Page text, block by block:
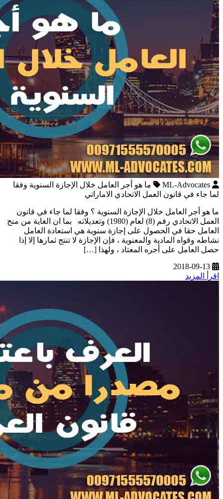
ML-Advocates
ما هو أجر العامل خلال الإجازة السنوية وفقا
لما جاء في قانون العمل الاتحادي الاماراتي
ما هو أجر العامل خلال الإجازة السنوية ؟ وفقا لما جاء في قانون
العمل الاتحادي رقم (8) لعام (1980) وتعديلاته بما ان الغاية من منح
العامل حقا في الحصول على إجازة سنوية هي استعادة العامل
نشاطه وقواه المادية والمعنوية ، فإن الإجازة لا تنتج ثمارها إلا إذا
حصل العامل على أجره المعتاد ، ولهذا […]
2018-09-13
اقرأ المزيد